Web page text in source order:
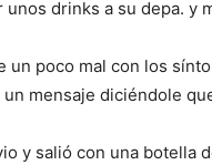
drinks a su depa. y
un poco mal con los
mensaje diciéndole
y salió con una botella